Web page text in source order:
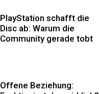
PlayStation schafft die
Disc ab: Warum die
Community gerade tobt
Offene Beziehung: